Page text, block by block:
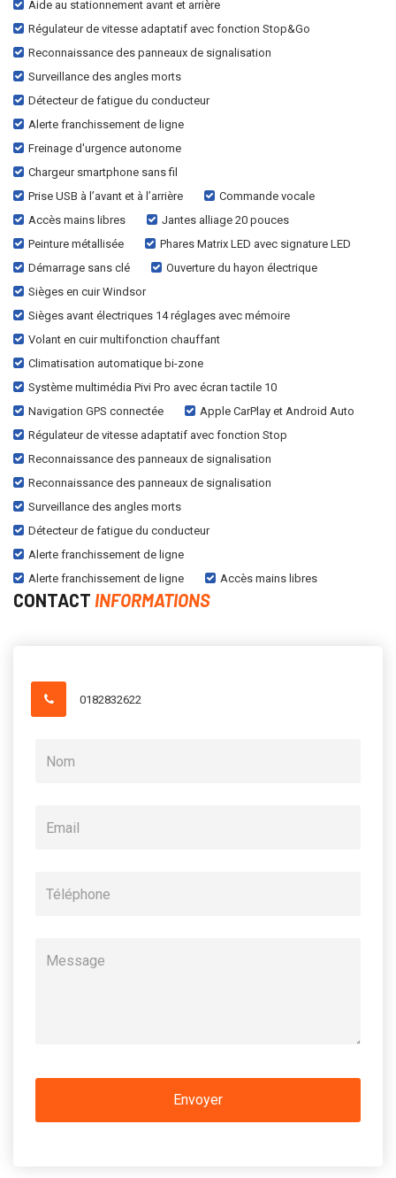
Aide au stationnement avant et arrière
Régulateur de vitesse adaptatif avec fonction Stop&Go
Reconnaissance des panneaux de signalisation
Surveillance des angles morts
Détecteur de fatigue du conducteur
Alerte franchissement de ligne
Freinage d'urgence autonome
Chargeur smartphone sans fil
Prise USB à l’avant et à l’arrière
Commande vocale
Accès mains libres
Jantes alliage 20 pouces
Peinture métallisée
Phares Matrix LED avec signature LED
Démarrage sans clé
Ouverture du hayon électrique
Sièges en cuir Windsor
Sièges avant électriques 14 réglages avec mémoire
Volant en cuir multifonction chauffant
Climatisation automatique bi-zone
Système multimédia Pivi Pro avec écran tactile 10
Navigation GPS connectée
Apple CarPlay et Android Auto
Régulateur de vitesse adaptatif avec fonction Stop
Reconnaissance des panneaux de signalisation
Reconnaissance des panneaux de signalisation
Surveillance des angles morts
Détecteur de fatigue du conducteur
Alerte franchissement de ligne
Alerte franchissement de ligne
Accès mains libres
CONTACT INFORMATIONS
0182832622